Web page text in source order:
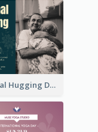
National Hugging Day Facebook Post